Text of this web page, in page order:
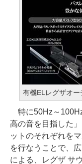
有機ELレグザオー
特に50Hz～
高の音を目指した
ットのそれぞれを
を行なうことで、
による、レグザ サ